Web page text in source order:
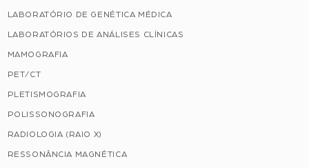
LABORATÓRIO DE GENÉTICA MÉDICA
LABORATÓRIOS DE ANÁLISES CLÍNICAS
MAMOGRAFIA
PET/CT
PLETISMOGRAFIA
POLISSONOGRAFIA
RADIOLOGIA (RAIO X)
RESSONÂNCIA MAGNÉTICA